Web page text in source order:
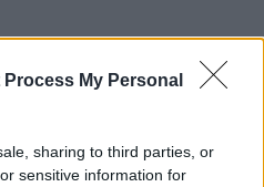
Process My Personal
sharing to third parties, or
sensitive information for